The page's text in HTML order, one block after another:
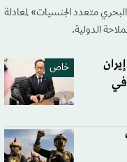
متعدد الجنسيات» لمعادلة
الدولية.
خاص
في